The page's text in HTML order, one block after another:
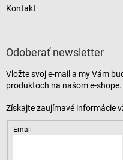
Kontakt
Odoberať newsletter
Vložte svoj e-mail a my Vám
produktoch na našom e-shope.
Email